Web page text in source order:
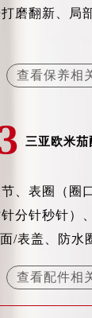
磨翻新、局
查看保养相
三亚欧米
、表圈（圈
分针秒针）
/表盖、防水
查看配件相